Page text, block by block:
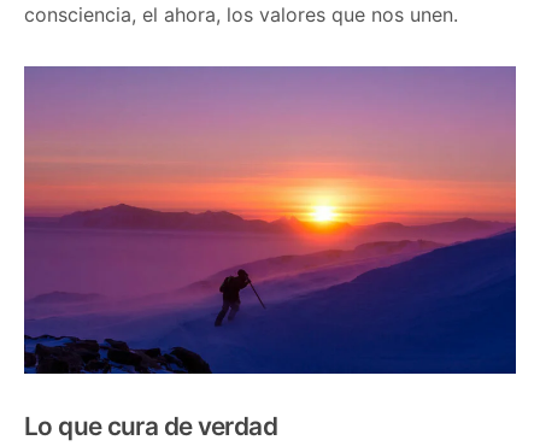
consciencia, el ahora, los valores que nos unen.
Lo que cura de verdad